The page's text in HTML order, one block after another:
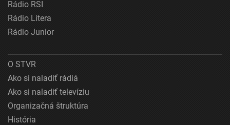
Rádio RSI
Rádio Litera
Rádio Junior
O STVR
Ako si naladiť rádiá
Ako si naladiť televíziu
Organizačná štruktúra
História